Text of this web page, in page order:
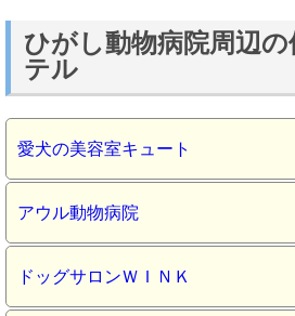
ひがし動物病院周辺
テル
愛犬の美容室キュート
アウル動物病院
ドッグサロンＷＩＮＫ